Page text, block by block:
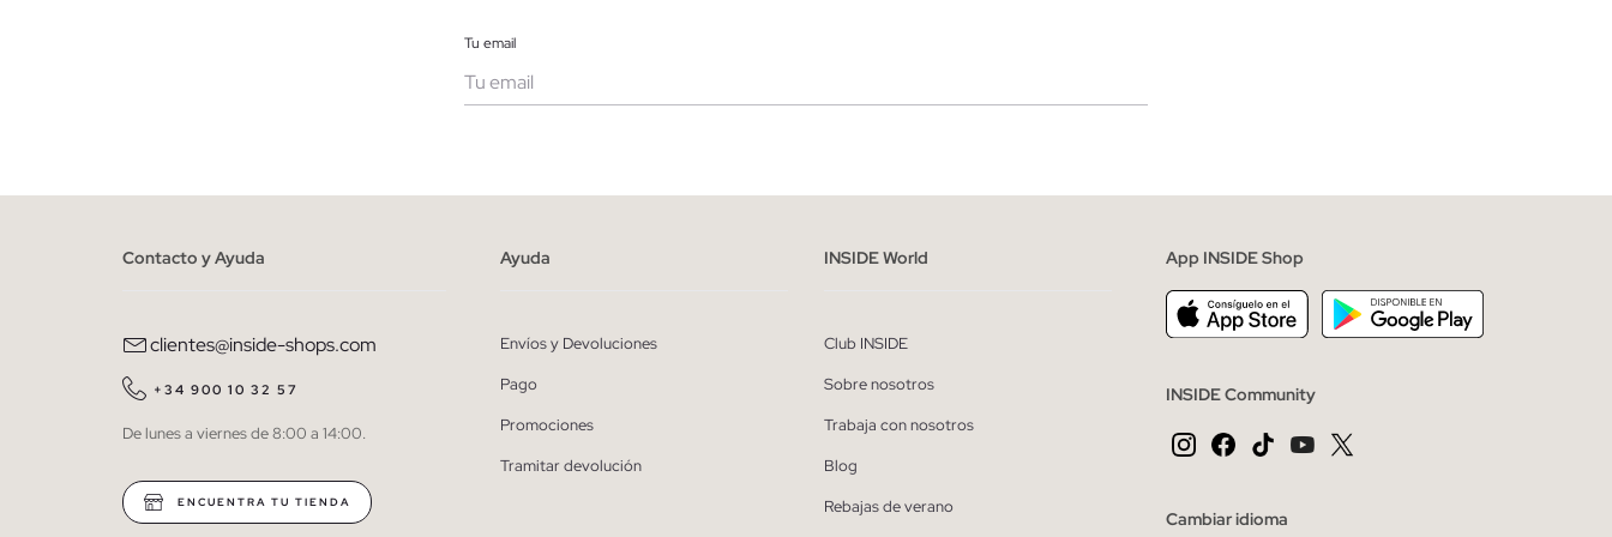
Tu email
* Puedes cancelar la suscripción en cualquier momento.
Contacto y Ayuda
clientes@inside-shops.com
+34 900 10 32 57
De lunes a viernes de 8:00 a 14:00.
ENCUENTRA TU TIENDA
Ayuda
Envíos y Devoluciones
Pago
Promociones
Tramitar devolución
INSIDE World
Club INSIDE
Sobre nosotros
Trabaja con nosotros
Blog
Rebajas de verano
App INSIDE Shop
INSIDE Community
Cambiar idioma